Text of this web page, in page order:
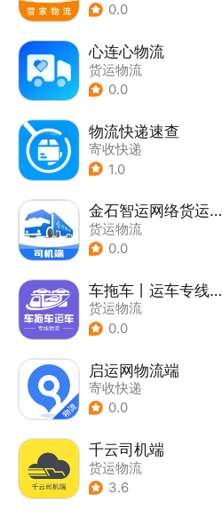
0.0
心连心物流
货运物流
0.0
物流快递速查
寄收快递
1.0
金石智运网络货运平台
货运物流
0.0
车拖车丨运车专线物流端
货运物流
0.0
启运网物流端
寄收快递
0.0
千云司机端
货运物流
3.6